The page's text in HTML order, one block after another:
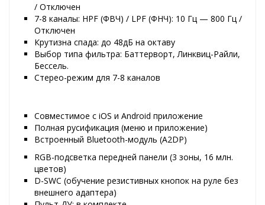
/ Отключен
7-8 каналы: HPF (ФВЧ) / LPF (ФНЧ): 10 Гц — 800 Гц /
Отключен
Крутизна спада: до 48дБ на октаву
Выбор типа фильтра: Баттерворт, Линквиц-Райли,
Бессель.
Стерео-режим для 7-8 каналов
Совместимое с iOS и Android приложение
Полная русификация (меню и приложение)
Встроенный Bluetooth-модуль (A2DP)
RGB-подсветка передней панели (3 зоны, 16 млн.
цветов)
D-SWC (обучение резистивных кнопок на руле без
внешнего адаптера)